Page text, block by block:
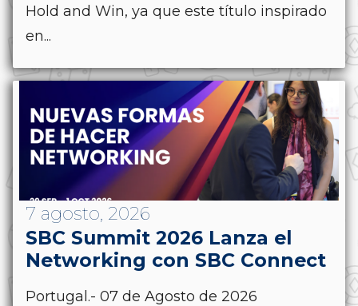
Hold and Win, ya que este título inspirado
en...
7 agosto, 2026
SBC Summit 2026 Lanza el
Networking con SBC Connect
Portugal.- 07 de Agosto de 2026